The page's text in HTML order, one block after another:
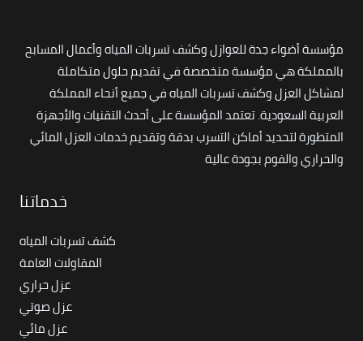
مؤسسة أضواء جدة للعوازل وكشف تسربات المياه وأعمال المسابح
بالمملكة هي مؤسسة متخصصة في تقديم حلول متكاملة
لمشاكل العزل وكشف تسربات المياه في جميع أنحاء المملكة
العربية السعودية. تعتمد المؤسسة على أحدث التقنيات والأجهزة
المتطورة لتحديد أماكن التسرب بدقة وتقديم خدمات العزل المائي
والحراري والفوم بجودة عالية
خدماتنا
كشف تسربات المياه
المقاولات العامة
عزل حراري
عزل صوتي
عزل مائي